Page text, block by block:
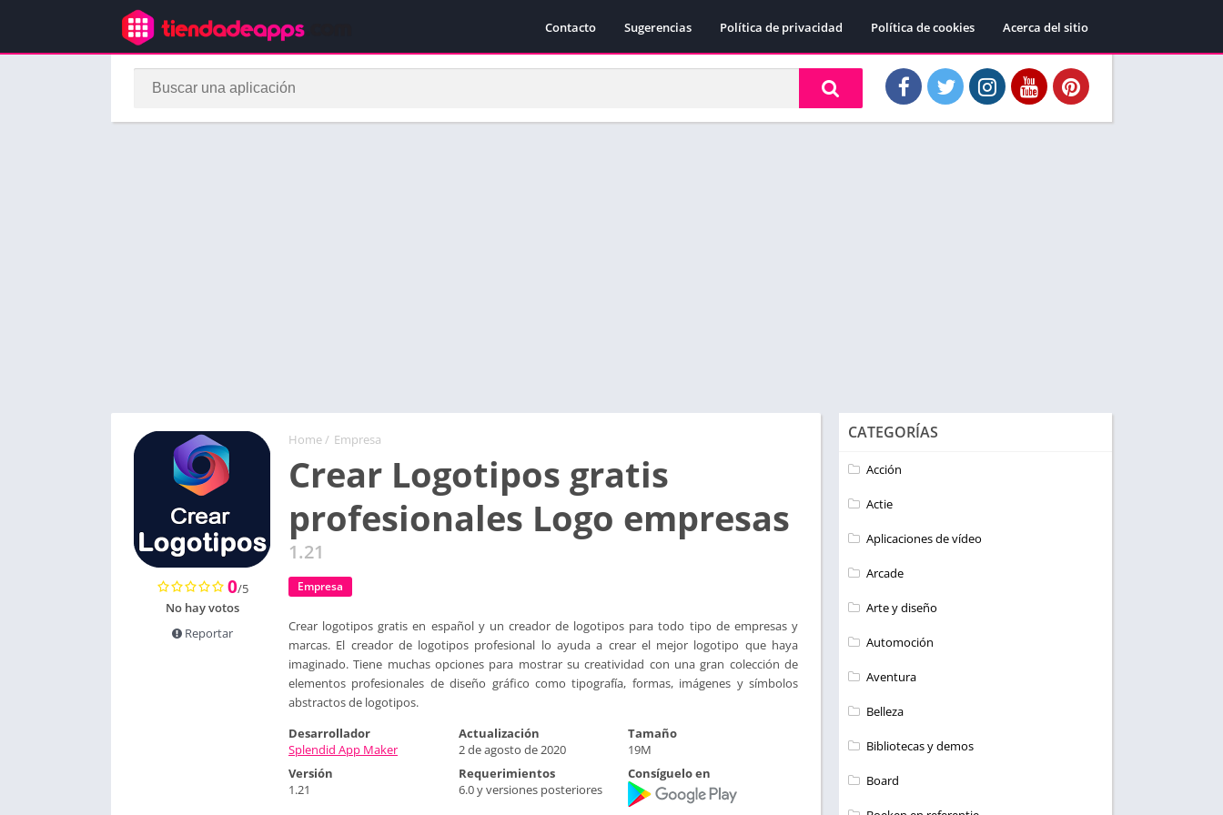
Contacto Sugerencias Política de privacidad Política de cookies Acerca del sitio
Home/ Empresa
Crear Logotipos gratis
profesionales Logo empresas
1.21
Empresa
Crear logotipos gratis en español y un creador de logotipos para todo tipo de empresas y
marcas. El creador de logotipos profesional lo ayuda a crear el mejor logotipo que haya
imaginado. Tiene muchas opciones para mostrar su creatividad con una gran colección de
elementos profesionales de diseño gráfico como tipografía, formas, imágenes y símbolos
abstractos de logotipos.
0/5
No hay votos
Reportar
Desarrollador
Splendid App Maker
Actualización
2 de agosto de 2020
Tamaño
19M
Versión
1.21
Requerimientos
6.0 y versiones posteriores
Consíguelo en
CATEGORÍAS
Acción
Actie
Aplicaciones de vídeo
Arcade
Arte y diseño
Automoción
Aventura
Belleza
Bibliotecas y demos
Board